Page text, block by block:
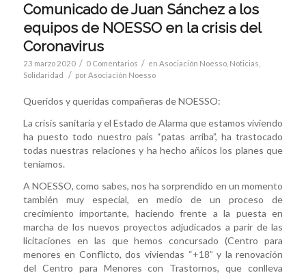
Comunicado de Juan Sánchez a los
equipos de NOESSO en la crisis del
Coronavirus
23 marzo 2020 / 0 Comentarios / en Asociación Noesso, Noticias
Solidaridad
/ porAsociación Noesso
Queridos y queridas compañeras de NOESSO:
La crisis sanitaria y el Estado de Alarma que estamos viviendo
ha puesto todo nuestro país “patas arriba”, ha trastocado
todas nuestras relaciones y ha hecho añicos los planes que
teníamos.
A NOESSO, como sabes, nos ha sorprendido en un momento
también muy especial, en medio de un proceso de
crecimiento importante, haciendo frente a la puesta en
marcha de los nuevos proyectos adjudicados a parir de las
licitaciones en las que hemos concursado (Centro para
menores en Conflicto, dos viviendas “+18” y la renovación
del Centro para Menores con Trastornos, que conlleva